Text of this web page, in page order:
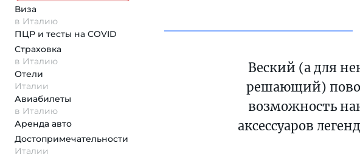
Виза
в Италию
ПЦР и тесты на COVID
Страховка
в Италию
Отели
Италии
Авиабилеты
в Италию
Аренда авто
Достопримеча­тельности
Италии
Веский (а для
решающий)
возможность
аксессуаров